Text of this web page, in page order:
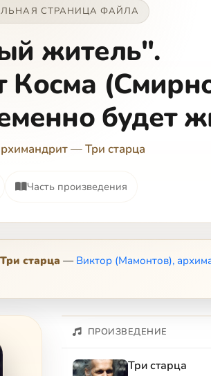
СТРАНИЦА ФАЙЛА
житель".
Косма
будет
—Три старца
Часть произведения
Три старца — Виктор (Мамонтов),
ПРОИЗВЕДЕНИЕ
Три старца